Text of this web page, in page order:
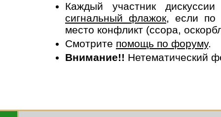
Каждый участник
сигнальный флажок, если по
место конфликт (ссора,
Смотрите помощь по форуму.
Внимание!! Нетематический